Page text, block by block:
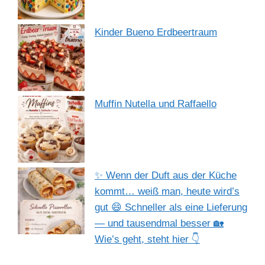
Kinder Bueno Erdbeertraum
Muffin Nutella und Raffaello
✨ Wenn der Duft aus der Küche
kommt… weiß man, heute wird’s
gut 😄 Schneller als eine Lieferung
— und tausendmal besser 🏡
Wie’s geht, steht hier 👇